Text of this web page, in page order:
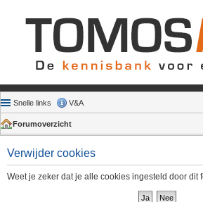
Snelle links V&A
Forumoverzicht
Verwijder cookies
Weet je zeker dat je alle cookies ingesteld door dit